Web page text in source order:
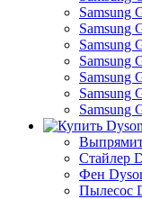
Samsung
Samsung
Samsung
Samsung
Samsung
Samsung
Samsung
Стайлер
Фен
Пылесос